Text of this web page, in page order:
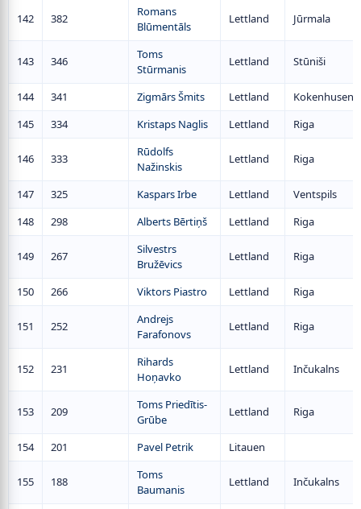
142 382
Romans
Blūmentāls
Lettland Jūrmala
143 346
Toms
Stūrmanis
Lettland Stūniši
144 341 Zigmārs Šmits Lettland
Kokenhusen
145
334 Kristaps Naglis Lettland Riga
146 333
Rūdolfs
Nažinskis
Lettland Riga
147 325 Kaspars Irbe Lettland
Ventspils
148
298 Alberts Bērtiņš Lettland Riga
149 267
Silvestrs
Bružēvics
Lettland Riga
150 266 Viktors Piastro Lettland Riga
151 252
Andrejs
Farafonovs
Lettland Riga
152 231
Rihards
Hoņavko
Lettland Inčukalns
153 209
Toms Priedītis-
Grūbe
Lettland Riga
154 201 Pavel Petrik Litauen
155 188
Toms
Baumanis
Lettland Inčukalns